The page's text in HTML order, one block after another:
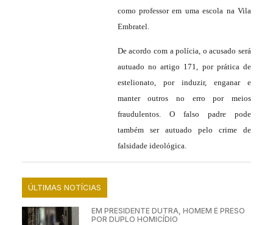
como professor em uma escola na Vila
Embratel.
De acordo com a polícia, o acusado será
autuado no artigo 171, por prática de
estelionato, por induzir, enganar e
manter outros no erro por meios
fraudulentos. O falso padre pode
também ser autuado pelo crime de
falsidade ideológica.
ÚLTIMAS NOTÍCIAS
EM PRESIDENTE DUTRA, HOMEM É PRESO
POR DUPLO HOMICÍDIO